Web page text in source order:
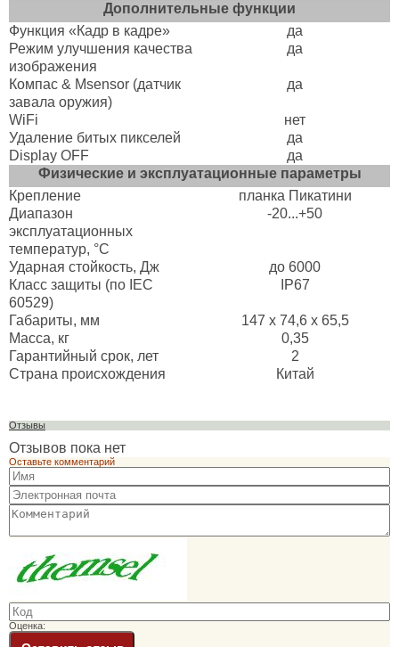
Дополнительные функции
Функция «Кадр в кадре»
да
Режим улучшения качества
изображения
да
Компас & Msensor (датчик
завала оружия)
да
WiFi
нет
Удаление битых пикселей
да
Display OFF
да
Физические и эксплуатационные параметры
Крепление
планка Пикатини
Диапазон
эксплуатационных
температур, °C
-20...+50
Ударная стойкость, Дж
до 6000
Класс защиты (по IEC
60529)
IP67
Габариты, мм
147 x 74,6 x 65,5
Масса, кг
0,35
Гарантийный срок, лет
2
Страна происхождения
Китай
Отзывы
Отзывов пока нет
Оставьте комментарий
Оценка: